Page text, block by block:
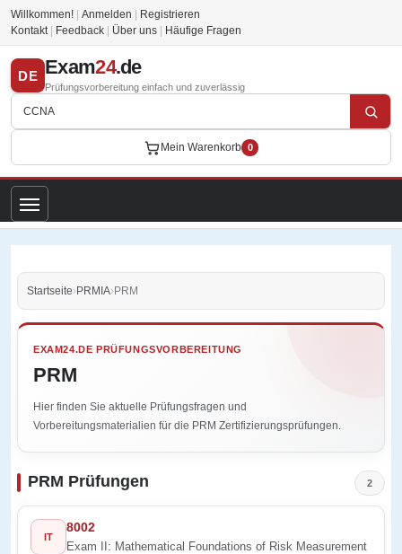
Willkommen! Anmelden
Registrieren
Kontakt
Feedback Über uns Häufige Fragen
DE Exam24.de
Prüfungsvorbereitung einfach und zuverlässig
Mein Warenkorb 0
Startseite›PRMIA›PRM
EXAM24.DE PRÜFUNGSVORBEREITUNG
PRM
Hier finden Sie aktuelle Prüfungsfragen und
Vorbereitungsmaterialien für die PRM Zertifizierungsprüfungen.
PRM Prüfungen 2
IT
8002
Exam II: Mathematical Foundations of Risk Measurement